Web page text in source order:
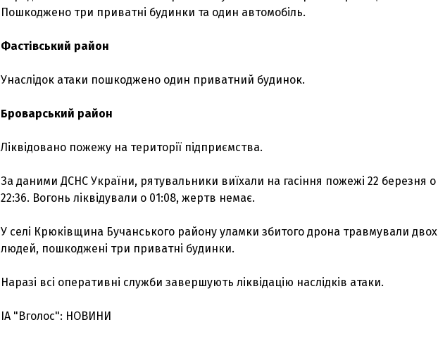
Пошкоджено три приватні будинки та один автомобіль.
Фастівський район
Унаслідок атаки пошкоджено один приватний будинок.
Броварський район
Ліквідовано пожежу на території підприємства.
За даними ДСНС України, рятувальники виїхали на гасіння пожежі 22 березня о
22:36. Вогонь ліквідували о 01:08, жертв немає.
У селі Крюківщина Бучанського району уламки збитого дрона травмували двох
людей, пошкоджені три приватні будинки.
Наразі всі оперативні служби завершують ліквідацію наслідків атаки.
ІА "Вголос": НОВИНИ